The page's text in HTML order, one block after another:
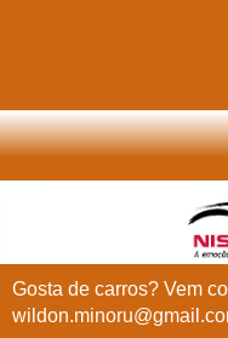
Gosta de carros? Vem